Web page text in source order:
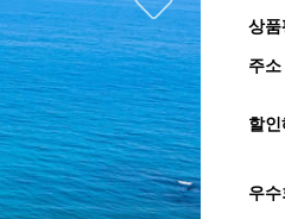
상품
주소
할
우